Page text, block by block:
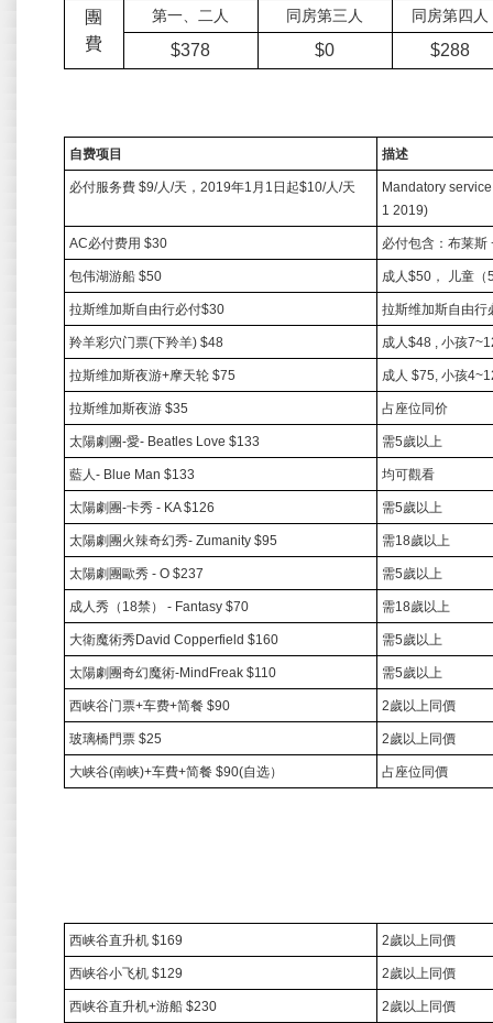
團
費
第一、二人 同房第三人 同房第四人
$378 $0 $288
自费项目 描述
必付服务費 $9/人/天， 2019年1 月 1 日起$10/人/天
Mandatory
1 2019)
AC必付费用 $30 必付包含：布莱斯
包伟湖游船 $50 成人$50 ， 儿童（
拉斯维加斯自由行必付$30 拉斯维加斯自由行
羚羊彩穴门票(下羚羊) $48 成人$48 , 小孩
拉斯维加斯夜游+摩天轮 $75 成人 $75, 小孩
拉斯维加斯夜游 $35 占座位同价
太陽劇團-愛- Beatles Love $133 需5歲以上
藍人- Blue Man $133 均可觀看
太陽劇團-卡秀 - KA $126 需5歲以上
太陽劇團火辣奇幻秀- Zumanity $95 需18歲以上
太陽劇團歐秀 - O $237 需5歲以上
成人秀（ 18禁） - Fantasy $70 需18歲以上
大衛魔術秀David Copperfield $160 需5歲以上
太陽劇團奇幻魔術-MindFreak $110 需5歲以上
西峡谷门票+车费+简餐 $90 2歲以上同價
玻璃橋門票 $25 2歲以上同價
大峡谷(南峡)+车費+简餐 $90(自选） 占座位同價
西峡谷直升机 $169 2歲以上同價
西峡谷小飞机 $129 2歲以上同價
西峡谷直升机+游船 $230 2歲以上同價